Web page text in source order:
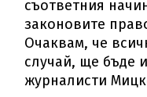
съответния
законовите
Очаквам, че
случай, ще бъде
журналисти